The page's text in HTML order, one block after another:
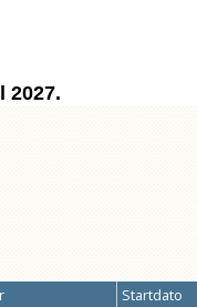
2027.
Startdato